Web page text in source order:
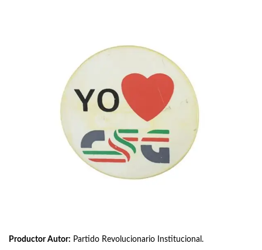
Productor Autor: Partido Revolucionario Institucional.